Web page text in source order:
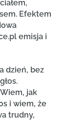
Efektem
emisja i
dzień, bez
jak
i wiem, że
trudny,